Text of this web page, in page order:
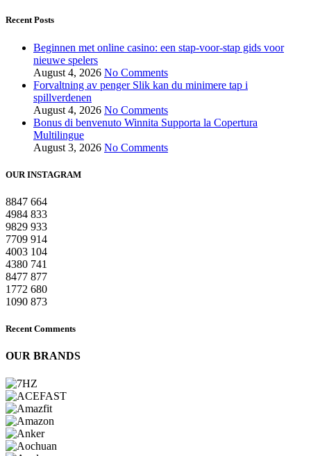
Recent Posts
Beginnen met online casino: een stap-voor-stap gids voor
nieuwe spelers
August 4, 2026 No Comments
Forvaltning av penger Slik kan du minimere tap i
spillverdenen
August 4, 2026 No Comments
Bonus di benvenuto Winnita Supporta la Copertura
Multilingue
August 3, 2026 No Comments
OUR INSTAGRAM
8847 664
4984 833
9829 933
7709 914
4003 104
4380 741
8477 877
1772 680
1090 873
Recent Comments
OUR BRANDS